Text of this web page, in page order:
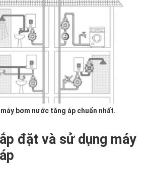
bơm nước tăng áp chuẩn nhất.
đặt và sử dụng máy